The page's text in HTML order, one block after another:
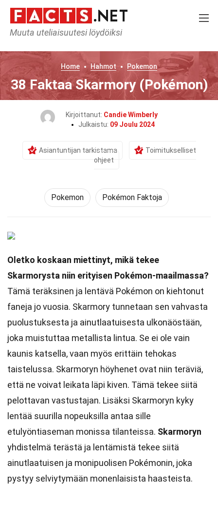
Muuta uteliaisuutesi löydöiksi
Home Hahmot Pokemon
38 Faktaa Skarmory (Pokémon)
Kirjoittanut: Candie Wimberly
Julkaistu: 09 Joulu 2024
Asiantuntijan tarkistama
Toimitukselliset
ohjeet
Pokemon Pokémon Faktoja
Oletko koskaan miettinyt, mikä tekee
Skarmorysta niin erityisen Pokémon-maailmassa?
Tämä teräksinen ja lentävä Pokémon on kiehtonut
faneja jo vuosia. Skarmory tunnetaan sen vahvasta
puolustuksesta ja ainutlaatuisesta ulkonäöstään,
joka muistuttaa metallista lintua. Se ei ole vain
kaunis katsella, vaan myös erittäin tehokas
taistelussa. Skarmoryn höyhenet ovat niin teräviä,
että ne voivat leikata läpi kiven. Tämä tekee siitä
pelottavan vastustajan. Lisäksi Skarmoryn kyky
lentää suurilla nopeuksilla antaa sille
etulyöntiaseman monissa tilanteissa. Skarmoryn
yhdistelmä terästä ja lentämistä tekee siitä
ainutlaatuisen ja monipuolisen Pokémonin, joka
pystyy selviytymään monenlaisista haasteista.